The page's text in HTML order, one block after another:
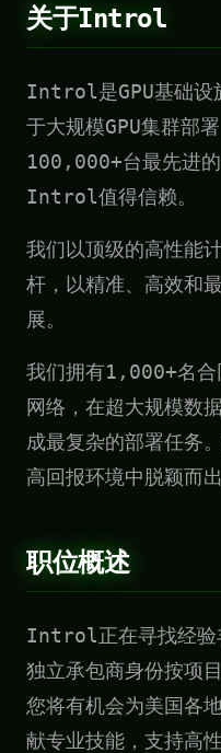
关于Introl
Introl是GPU基础设
于大规模GPU集群部
100,000+台最先进的
Introl值得信赖。
我们以顶级的高性能
杆，以精准、高效和
展。
我们拥有1,000+名合
网络，在超大规模数
成最复杂的部署任务
高回报环境中脱颖而
职位概述
Introl正在寻找经验
独立承包商身份按项
您将有机会为美国各
献专业技能，支持高